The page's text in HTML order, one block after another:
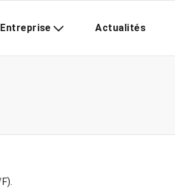
Entreprise Actualités